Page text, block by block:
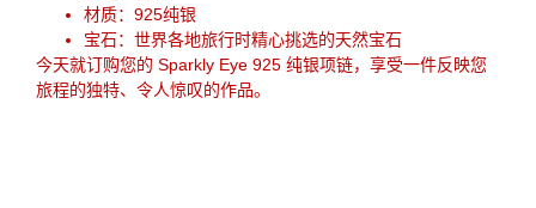
材质：925纯银
宝石：世界各地旅行时精心挑选的天然宝石
今天就订购您的 Sparkly Eye 925 纯银项链，享受一件反映您
旅程的独特、令人惊叹的作品。